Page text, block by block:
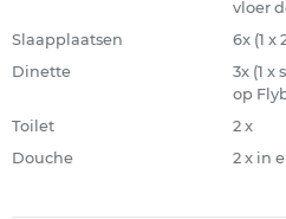
vloer
Slaapplaatsen
6x (1 x
Dinette
3x (1 x
op
Toilet
2 x
Douche
2 x in